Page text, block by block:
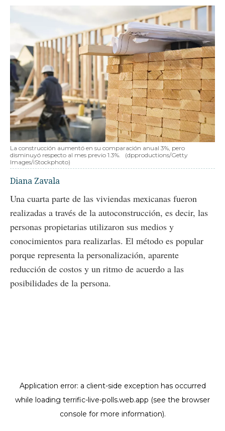
La construcción aumentó en su comparación anual 3%, pero
disminuyó respecto al mes previo 1.3%.
(dpproductions/Getty
Images/iStockphoto)
Diana Zavala
Una cuarta parte de las viviendas mexicanas fueron
realizadas a través de la autoconstrucción, es decir, las
personas propietarias utilizaron sus medios y
conocimientos para realizarlas. El método es popular
porque representa la personalización, aparente
reducción de costos y un ritmo de acuerdo a las
posibilidades de la persona.